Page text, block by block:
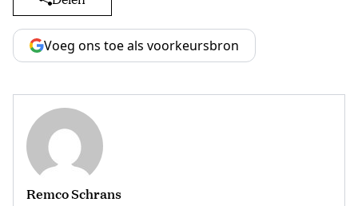
Voeg ons toe als voorkeursbron
Remco Schrans